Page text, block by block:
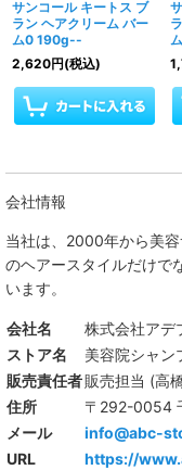
サンコール キートス ブ
ラン ヘアクリーム バー
ム0 190g--
2,620円(税込)
会社情報
当社は、 2000年から美
のヘアースタイルだけで
います。
会社名
株式会社アデ
ストア名
美容院シャ
販売責任者販売担当 (高
住所
〒292-0054
メール
info@abc-
URL
https://